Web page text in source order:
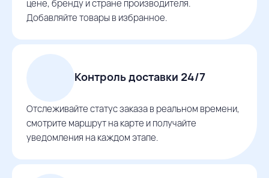
цене, бренду и стране производителя.
Добавляйте товары в избранное.
Контроль доставки 24/7
Отслеживайте статус заказа в реальном времени,
смотрите маршрут на карте и получайте
уведомления на каждом этапе.